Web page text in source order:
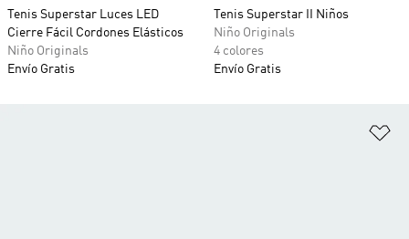
Tenis Superstar Luces LED
Cierre Fácil Cordones Elásticos
Niño Originals
Envío Gratis
Tenis Superstar II Niños
Niño Originals
4 colores
Envío Gratis